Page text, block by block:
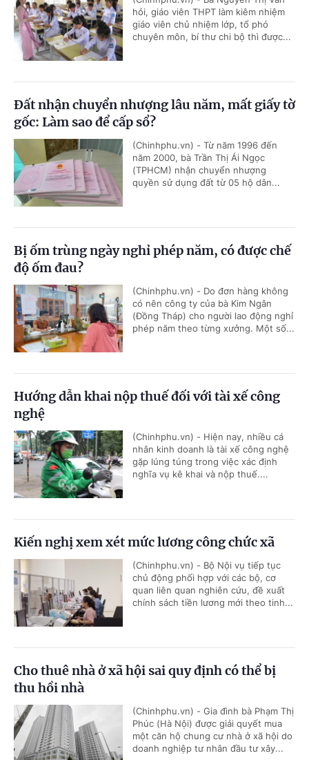
hỏi, giáo viên THPT làm kiêm nhiệm
giáo viên chủ nhiệm lớp, tổ phó
chuyên môn, bí thư chi bộ thì được...
Đất nhận chuyển nhượng lâu năm, mất giấy tờ
gốc: Làm sao để cấp sổ?
(Chinhphu.vn) - Từ năm 1996 đến
năm 2000, bà Trần Thị Ái Ngọc
(TPHCM) nhận chuyển nhượng
quyền sử dụng đất từ 05 hộ dân...
Bị ốm trùng ngày nghỉ phép năm, có được chế
độ ốm đau?
(Chinhphu.vn) - Do đơn hàng không
có nên công ty của bà Kim Ngân
(Đồng Tháp) cho người lao động nghỉ
phép năm theo từng xưởng. Một số...
Hướng dẫn khai nộp thuế đối với tài xế công
nghệ
(Chinhphu.vn) - Hiện nay, nhiều cá
nhân kinh doanh là tài xế công nghệ
gặp lúng túng trong việc xác định
nghĩa vụ kê khai và nộp thuế....
Kiến nghị xem xét mức lương công chức xã
(Chinhphu.vn) - Bộ Nội vụ tiếp tục
chủ động phối hợp với các bộ, cơ
quan liên quan nghiên cứu, đề xuất
chính sách tiền lương mới theo tinh...
Cho thuê nhà ở xã hội sai quy định có thể bị
thu hồi nhà
(Chinhphu.vn) - Gia đình bà Phạm Thị
Phúc (Hà Nội) được giải quyết mua
một căn hộ chung cư nhà ở xã hội do
doanh nghiệp tư nhân đầu tư xây...